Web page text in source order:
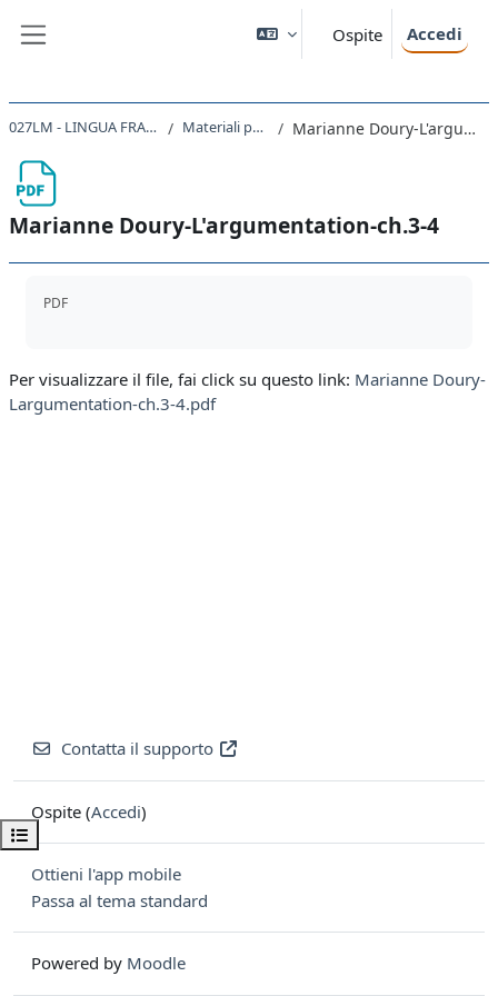
Ospite Accedi
Apri indice del corso
027LM - LINGUA FRANCESE I 2023 Materiali per l'esame Marianne Doury-L'argumentation-ch.3-4
Marianne Doury-L'argumentation-ch.3-4
PDF
Per visualizzare il file, fai click su questo link: Marianne Doury-
Largumentation-ch.3-4.pdf
Contatta il supporto
Ospite (Accedi)
Ottieni l'app mobile
Passa al tema standard
Powered by Moodle